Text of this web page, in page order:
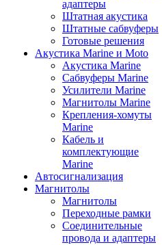
адаптеры
Штатная акустика
Штатные сабвуферы
Готовые решения
Акустика Marine и Moto
Акустика Marine
Сабвуферы Marine
Усилители Marine
Магнитолы Marine
Крепления-хомуты
Marine
Кабель и
комплектующие
Marine
Автосигнализация
Магнитолы
Магнитолы
Переходные рамки
Соединительные
провода и адаптеры